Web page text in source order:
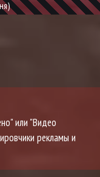
или "Видео
рекламы и